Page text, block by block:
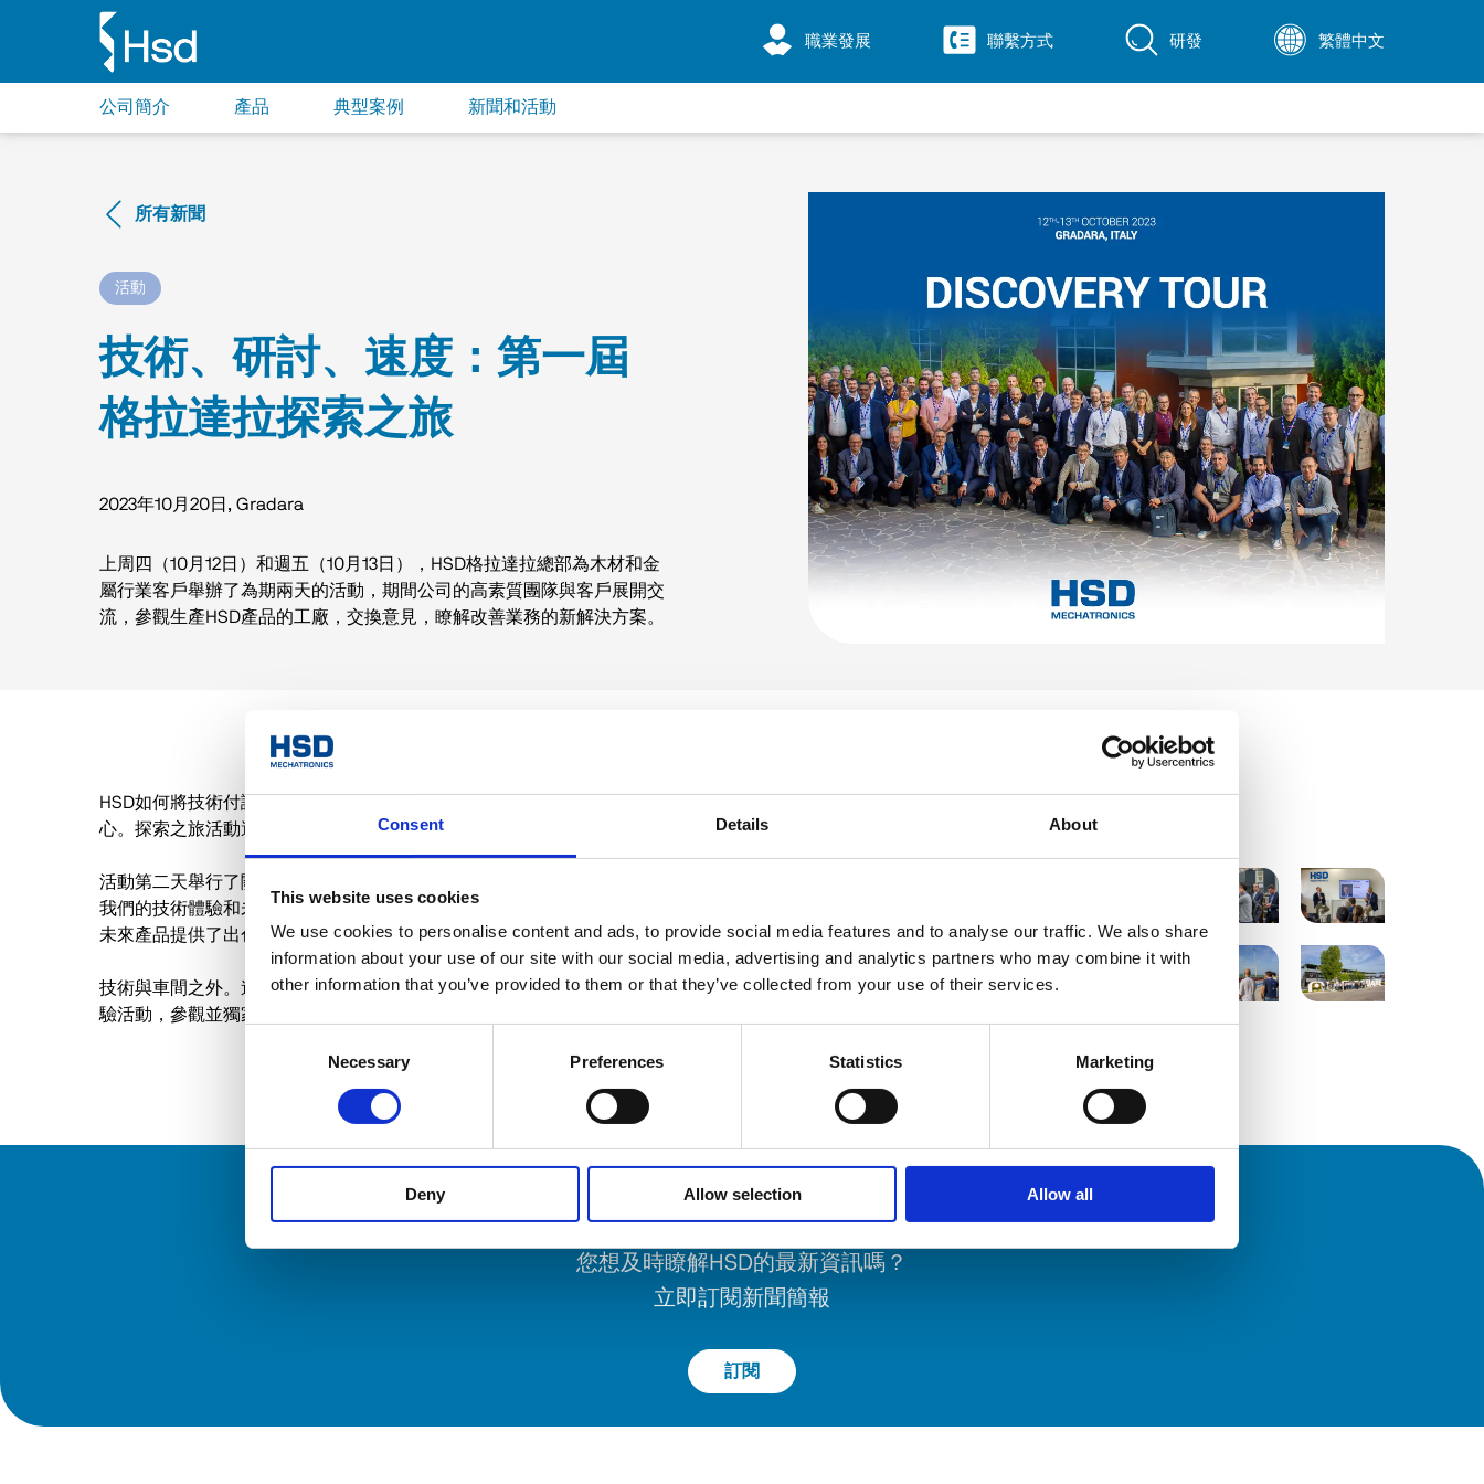
Consent Details About
This website uses cookies
We use cookies to personalise content and ads, to provide social media features and to analyse our traffic. We also share
information about your use of our site with our social media, advertising and analytics partners who may combine it with
other information that you’ve provided to them or that they’ve collected from your use of their services.
Necessary Preferences Statistics Marketing
Deny Allow selection Allow all
職業發展 聯繫方式 研發 繁體中文
公司簡介 產品 典型案例 新聞和活動
所有新聞
活動
技術、研討、速度：第一屆
格拉達拉探索之旅
2023年10月20日 , Gradara
上周四（10月12日）和週五（10月13日），HSD格拉達拉總部為木材和金
屬行業客戶舉辦了為期兩天的活動，期間公司的高素質團隊與客戶展開交
流，參觀生產HSD產品的工廠，交換意見，瞭解改善業務的新解決方案。
HSD如何將技術付諸實施？客戶沿著專門的通道深入參觀HSD產品的各個生產步驟，直接進入生產的核
心。探索之旅活動還包括課堂時間，由我們的專家提供指導，展示新產品、創新和服務部分的優勢。
活動第二天舉行了關於未來產品的研討會。Fidia總經理兼HSD品牌大使Augusto Mignani向觀眾講述了
我們的技術體驗和未來面臨的挑戰。在互動時間，公司重點介紹了HSD品牌分析和技術的發展，為設計
未來產品提供了出色的想法，以逐漸適應市場的需求。
技術與車間之外。速度是HSD產品的一大顯著特徵。活動期間，客人在米薩諾國際賽道參與獨家休閒體
驗活動，參觀並獨家近距離觀察這一兩輪賽車界最迷人的賽道之一。
圖片庫
訂閱新聞簡報
您想及時瞭解HSD的最新資訊嗎？
立即訂閱新聞簡報
訂閱